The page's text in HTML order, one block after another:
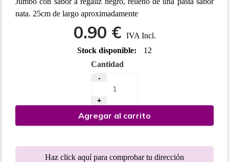
nata. 25cm de largo aproximadamente
0.90 € IVA Incl.
Stock disponible:
12
Cantidad
-
+
Agregar al carrito
Haz click aquí para comprobar tu dirección